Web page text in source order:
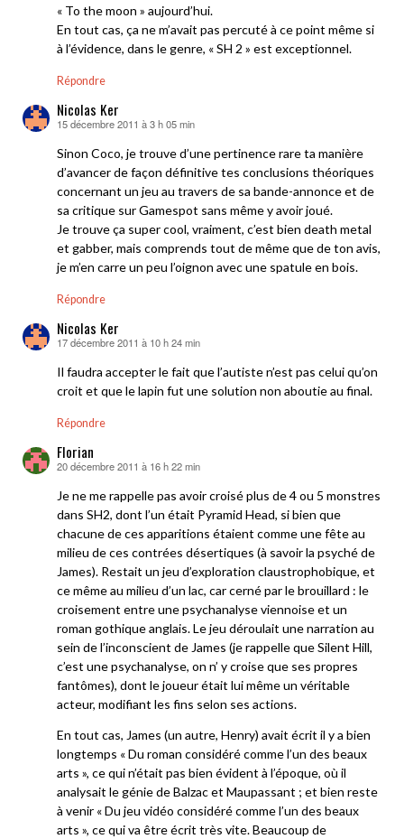
« To the moon » aujourd’hui.
En tout cas, ça ne m’avait pas percuté à ce point même si
à l’évidence, dans le genre, « SH 2 » est exceptionnel.
Répondre
Nicolas Ker
dit :
15 décembre 2011 à 3 h 05 min
Sinon Coco, je trouve d’une pertinence rare ta manière
d’avancer de façon définitive tes conclusions théoriques
concernant un jeu au travers de sa bande-annonce et de
sa critique sur Gamespot sans même y avoir joué.
Je trouve ça super cool, vraiment, c’est bien death metal
et gabber, mais comprends tout de même que de ton avis,
je m’en carre un peu l’oignon avec une spatule en bois.
Répondre
Nicolas Ker
dit :
17 décembre 2011 à 10 h 24 min
Il faudra accepter le fait que l’autiste n’est pas celui qu’on
croit et que le lapin fut une solution non aboutie au final.
Répondre
Florian
dit :
20 décembre 2011 à 16 h 22 min
Je ne me rappelle pas avoir croisé plus de 4 ou 5 monstres
dans SH2, dont l’un était Pyramid Head, si bien que
chacune de ces apparitions étaient comme une fête au
milieu de ces contrées désertiques (à savoir la psyché de
James). Restait un jeu d’exploration claustrophobique, et
ce même au milieu d’un lac, car cerné par le brouillard : le
croisement entre une psychanalyse viennoise et un
roman gothique anglais. Le jeu déroulait une narration au
sein de l’inconscient de James (je rappelle que Silent Hill,
c’est une psychanalyse, on n’ y croise que ses propres
fantômes), dont le joueur était lui même un véritable
acteur, modifiant les fins selon ses actions.
En tout cas, James (un autre, Henry) avait écrit il y a bien
longtemps « Du roman considéré comme l’un des beaux
arts », ce qui n’était pas bien évident à l’époque, où il
analysait le génie de Balzac et Maupassant ; et bien reste
à venir « Du jeu vidéo considéré comme l’un des beaux
arts », ce qui va être écrit très vite. Beaucoup de